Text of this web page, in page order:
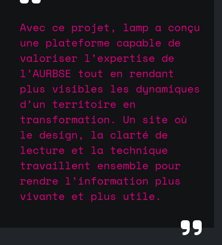
Avec ce projet, lamp a conçu
une plateforme capable de
valoriser l’expertise de
l’AURBSE tout en rendant
plus visibles les dynamiques
d’un territoire en
transformation. Un site où
le design, la clarté de
lecture et la technique
travaillent ensemble pour
rendre l’information plus
vivante et plus utile.